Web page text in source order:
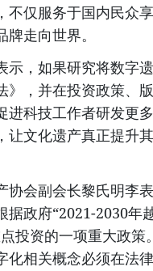
不仅服务于国内民众
走向世界。
示，如果研究将数字
》，并在投资政策、
进科技工作者研发更
让文化遗产真正提升
协会副会长黎氏明李
据政府“2021-2030年
投资的一项重大政策
化相关概念必须在法律